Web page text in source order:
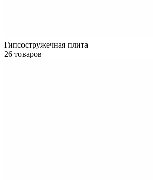
Гипсостружечная плита
26 товаров